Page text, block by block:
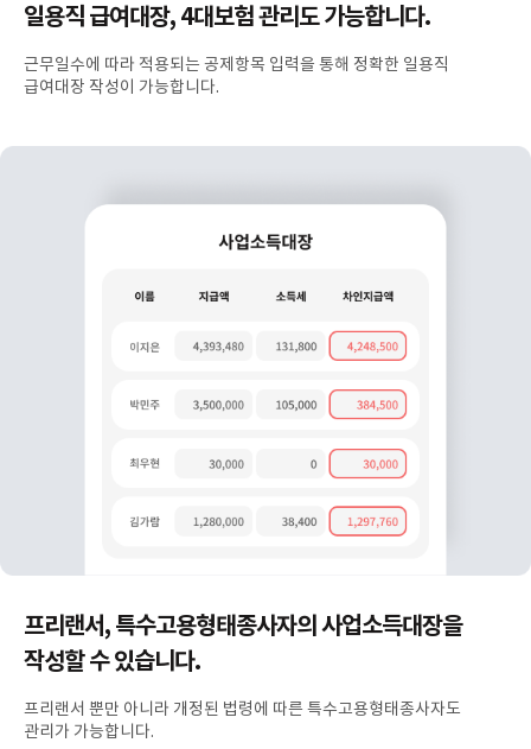
일용직 급여대장, 4대보험 관리도 가능합니다.
근무일수에 따라 적용되는 공제항목 입력을 통해 정확한 일용직
급여대장 작성이 가능합니다.
프리랜서, 특수고용형태종사자의 사업소득대장을
작성할 수 있습니다.
프리랜서 뿐만 아니라 개정된 법령에 따른 특수고용형태종사자도
관리가 가능합니다.